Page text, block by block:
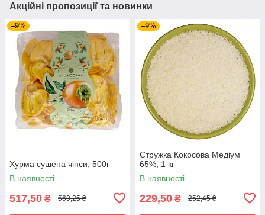
Акційні пропозиції та новинки
–9%
Хурма сушена чіпси, 500г
В наявності
517,50 ₴ 569,25 ₴
–9%
Стружка Кокосова Медіум
65%, 1 кг
В наявності
229,50 ₴ 252,45 ₴